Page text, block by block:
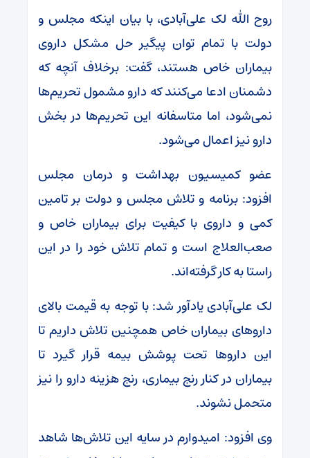
روح الله لک علی‌آبادی، با بیان اینکه مجلس و
دولت با تمام توان پیگیر حل مشکل داروی
بیماران خاص هستند، گفت: برخلاف آنچه که
دشمنان ادعا می‌کنند که دارو مشمول تحریم‌ها
نمی‌شود، اما متاسفانه این تحریم‌ها در بخش
دارو نیز اعمال می‌شود.
عضو کمیسیون بهداشت و درمان مجلس
افزود: برنامه و تلاش مجلس و دولت بر تامین
کمی و داروی با کیفیت برای بیماران خاص و
صعب‌العلاج است و تمام تلاش خود را در این
راستا به کار گرفته‌اند.
لک علی‌آبادی یادآور شد: با توجه به قیمت بالای
داروهای بیماران خاص همچنین تلاش داریم تا
این داروها تحت پوشش بیمه‌ قرار گیرد تا
بیماران در کنار رنج بیماری، رنج هزینه دارو را نیز
متحمل نشوند.
وی افزود: امیدوارم در سایه این تلاش‌ها شاهد